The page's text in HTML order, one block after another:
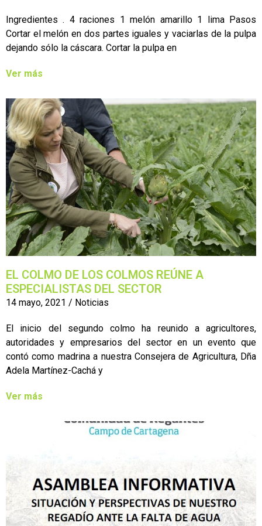
Ingredientes . 4 raciones 1 melón amarillo 1 lima Pasos
Cortar el melón en dos partes iguales y vaciarlas de la pulpa
dejando sólo la cáscara. Cortar la pulpa en
Ver más
EL COLMO DE LOS COLMOS REÚNE A
ESPECIALISTAS DEL SECTOR
14 mayo, 2021 / Noticias
El inicio del segundo colmo ha reunido a agricultores,
autoridades y empresarios del sector en un evento que
contó como madrina a nuestra Consejera de Agricultura, Dña
Adela Martínez-Cachá y
Ver más